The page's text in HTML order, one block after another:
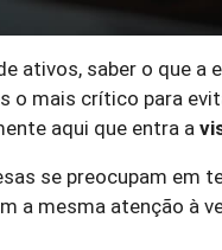
ativos, saber o que a
o mais crítico para
aqui que entra a
se preocupam em
a mesma atenção à